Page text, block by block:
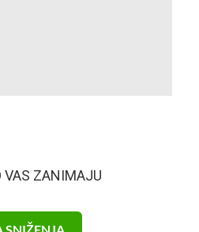
VAS ZANIMAJU